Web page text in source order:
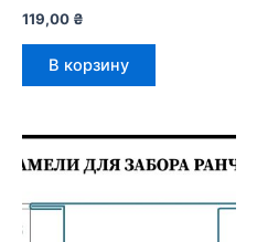
119,00 ₴
В корзину